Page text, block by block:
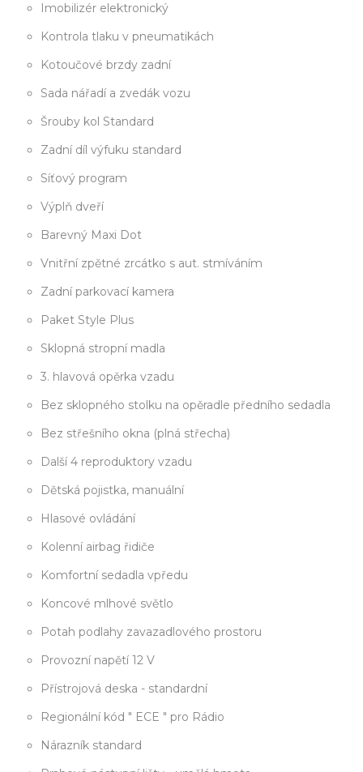
Imobilizér elektronický
Kontrola tlaku v pneumatikách
Kotoučové brzdy zadní
Sada nářadí a zvedák vozu
Šrouby kol Standard
Zadní díl výfuku standard
Síťový program
Výplň dveří
Barevný Maxi Dot
Vnitřní zpětné zrcátko s aut. stmíváním
Zadní parkovací kamera
Paket Style Plus
Sklopná stropní madla
3. hlavová opěrka vzadu
Bez sklopného stolku na opěradle předního sedadla
Bez střešního okna (plná střecha)
Další 4 reproduktory vzadu
Dětská pojistka, manuální
Hlasové ovládání
Kolenní airbag řidiče
Komfortní sedadla vpředu
Koncové mlhové světlo
Potah podlahy zavazadlového prostoru
Provozní napětí 12 V
Přístrojová deska - standardní
Regionální kód " ECE " pro Rádio
Nárazník standard